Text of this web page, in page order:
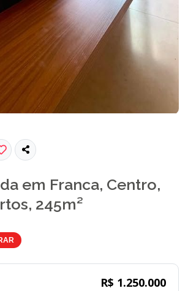
em Franca, Centro,
245m²
R$ 1.250.000